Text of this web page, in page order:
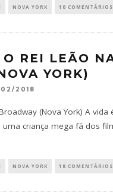
NOVA YORK 10 COMENTÁRIOS
O REI LEÃO
YORK)
02/2018
(Nova York) A vida
criança mega fã dos
NOVA YORK 18 COMENTÁRIOS